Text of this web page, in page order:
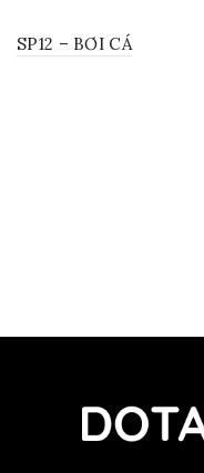
SP12 – BƠI CÁ